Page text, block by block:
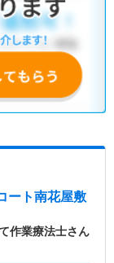
ート南花屋敷
作業療法士さん